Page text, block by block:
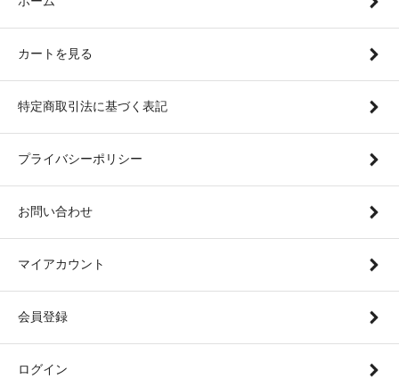
カートを見る
特定商取引法に基づく表記
プライバシーポリシー
お問い合わせ
マイアカウント
会員登録
ログイン